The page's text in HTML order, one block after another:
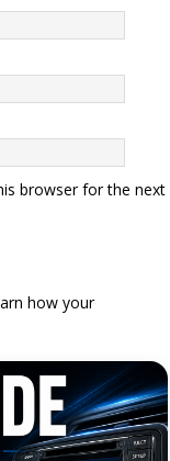
browser for the next
how your